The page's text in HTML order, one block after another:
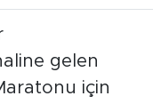
gelen
için